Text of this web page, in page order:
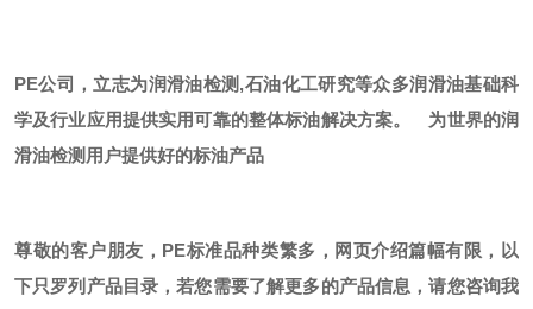
PE公司，立志为润滑油检测,石油化工研究等众多润滑油基础科
学及行业应用提供实用可靠的整体标油解决方案。
为世界的润
滑油检测用户提供好的标油产品
尊敬的客户朋友， PE标准品种类繁多，网页介绍篇幅有限，以
下只罗列产品目录，若您需要了解更多的产品信息，请您咨询我